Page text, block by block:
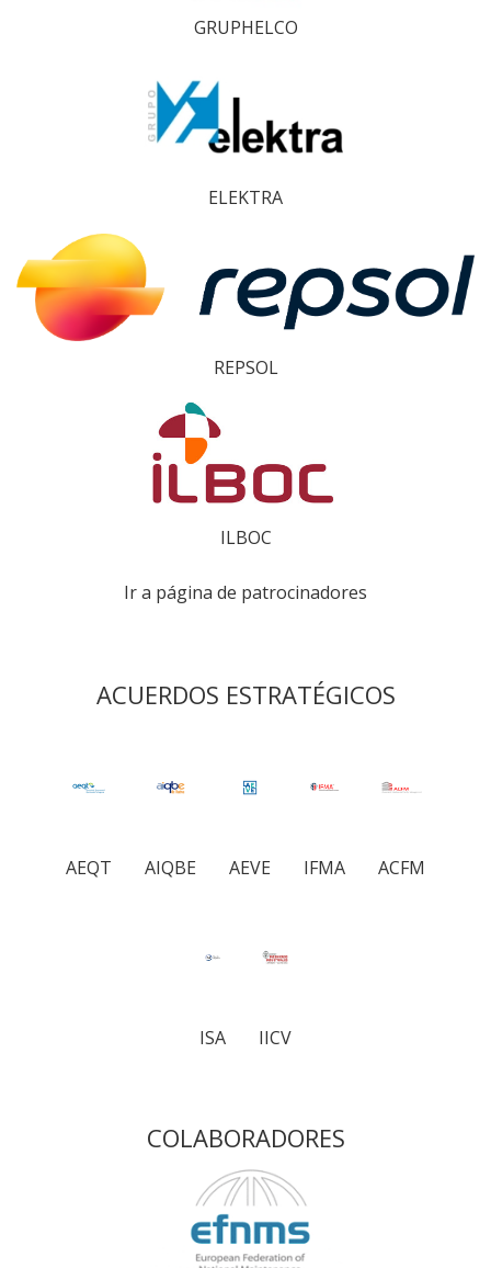
GRUPHELCO
ELEKTRA
REPSOL
ILBOC
Ir a página de patrocinadores
ACUERDOS ESTRATÉGICOS
AEQT AIQBE AEVE IFMA ACFM
ISA IICV
COLABORADORES